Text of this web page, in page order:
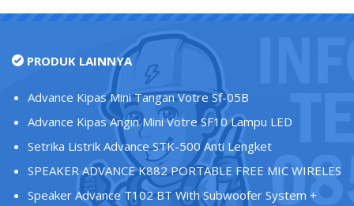
PRODUK LAINNYA
Advance Kipas Mini Tangan Votre Sf-05B
Advance Kipas Angin Mini Votre SF10 Lampu LED
Setrika Listrik Advance STK-500 Anti Lengket
SPEAKER ADVANCE K882 PORTABLE FREE MIC WIRELES
Speaker Advance T102 BT With Subwoofer System +